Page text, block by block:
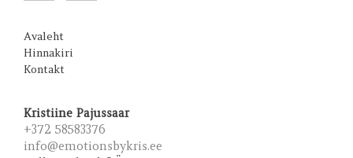
Avaleht
Hinnakiri
Kontakt
Kristiine Pajussaar
+372 58583376
info@emotionsbykris.ee